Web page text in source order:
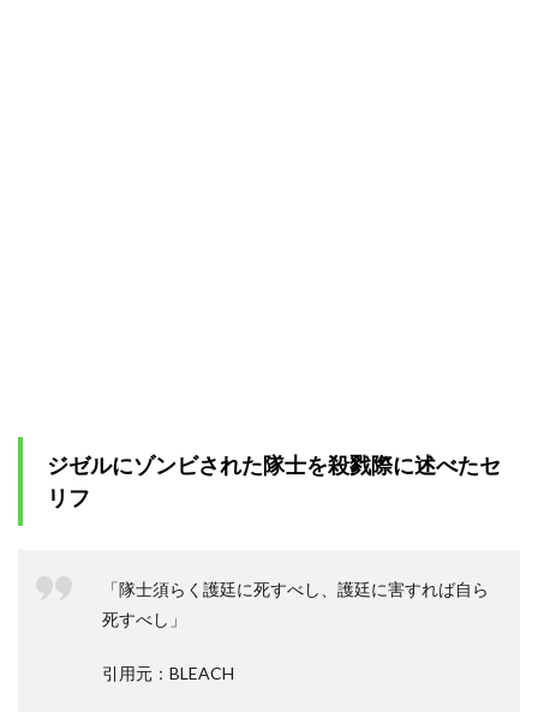
ジゼルにゾンビされた隊士を殺戮際に述べたセ
リフ
「隊士須らく護廷に死すべし、護廷に害すれば自ら
死すべし」
引用元：BLEACH